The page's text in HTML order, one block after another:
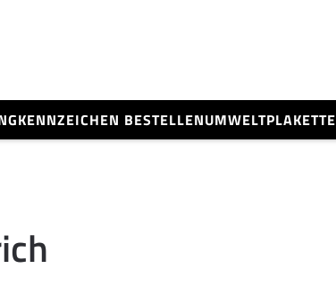
KENNZEICHEN BESTELLENUMWELTPLAKETTE